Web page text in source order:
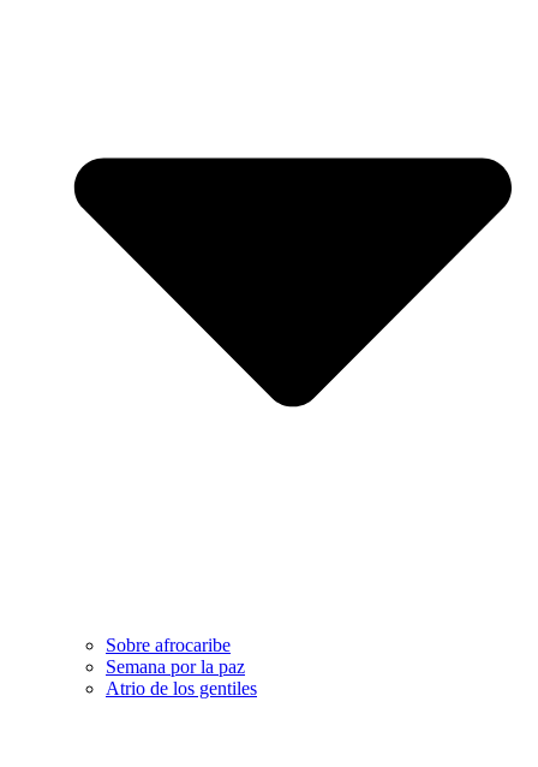
Sobre afrocaribe
Semana por la paz
Atrio de los gentiles